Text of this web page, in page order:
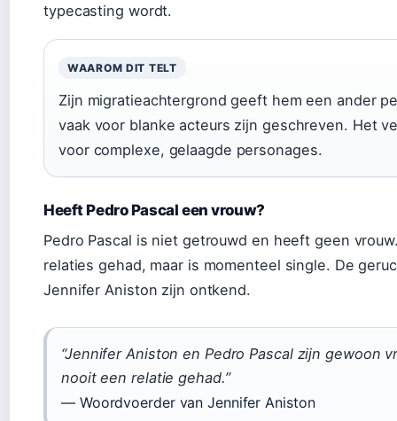
typecasting wordt.
WAAROM DIT TELT
Zijn migratieachtergrond geeft hem een ander
vaak voor blanke acteurs zijn geschreven. Het
voor complexe, gelaagde personages.
Heeft Pedro Pascal een vrouw?
Pedro Pascal is niet getrouwd en heeft geen
relaties gehad, maar is momenteel single. De
Jennifer Aniston zijn ontkend.
“Jennifer Aniston en Pedro Pascal zijn gewoon
nooit een relatie gehad.”
— Woordvoerder van Jennifer Aniston